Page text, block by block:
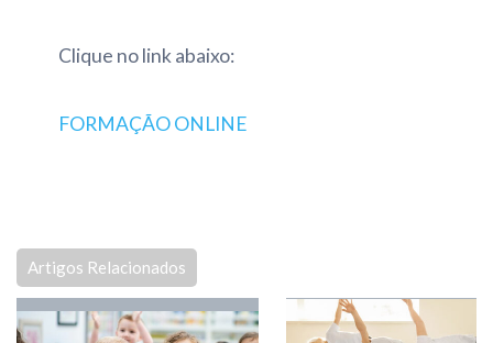
Clique no link abaixo:
FORMAÇÃO ONLINE
Artigos Relacionados